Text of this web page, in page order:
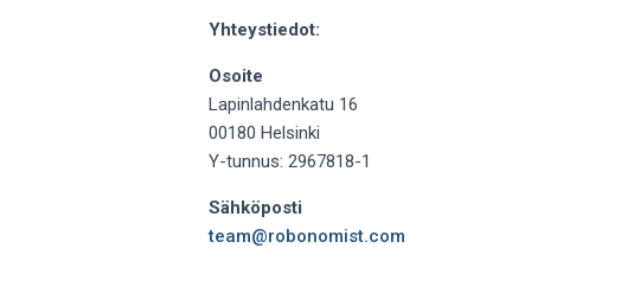
Yhteystiedot:
Osoite
Lapinlahdenkatu 16
00180 Helsinki
Y-tunnus: 2967818-1
Sähköposti
team@robonomist.com